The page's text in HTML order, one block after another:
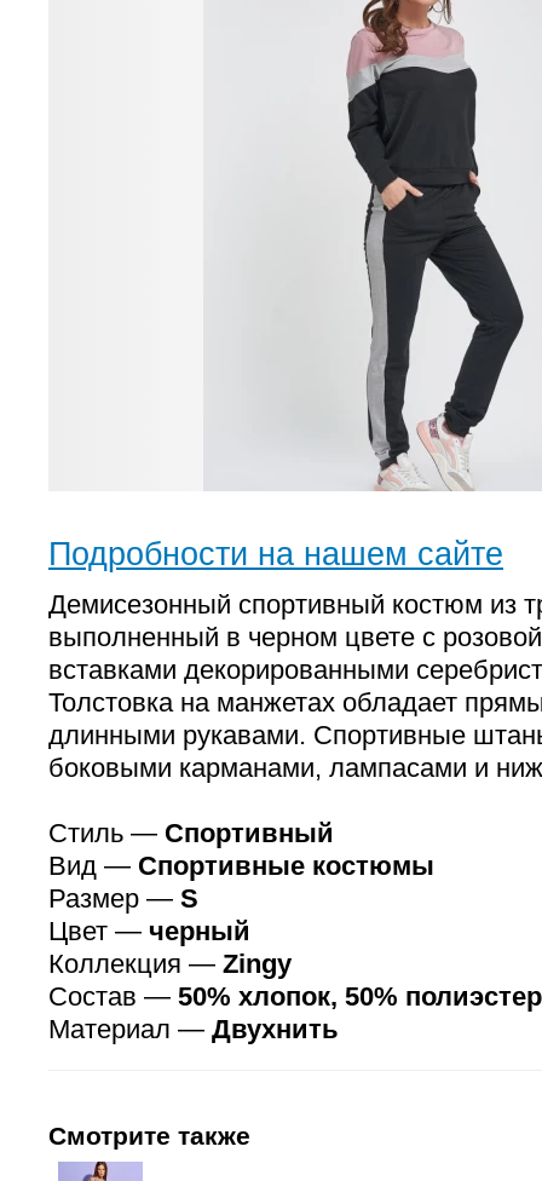
Подробности на нашем сайте
Демисезонный спортивный костюм из
выполненный в черном цвете с
вставками декорированными
Толстовка на манжетах обладает
длинными рукавами. Спортивные
боковыми карманами, лампасами и
Стиль — Спортивный
Вид — Спортивные костюмы
Размер — S
Цвет — черный
Коллекция — Zingy
Состав — 50% хлопок, 50% полиэстер
Материал — Двухнить
Смотрите также